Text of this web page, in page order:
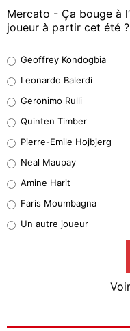
Mercato - Ça bouge à
joueur à partir cet été ?
38%
32%
5%
1%
9%
Geoffrey Kondogbia
Leonardo Balerdi
Geronimo Rulli
Quinten Timber
Pierre-Emile Hojbjerg
Neal Maupay
Amine Harit
Faris Moumbagna
Un autre joueur